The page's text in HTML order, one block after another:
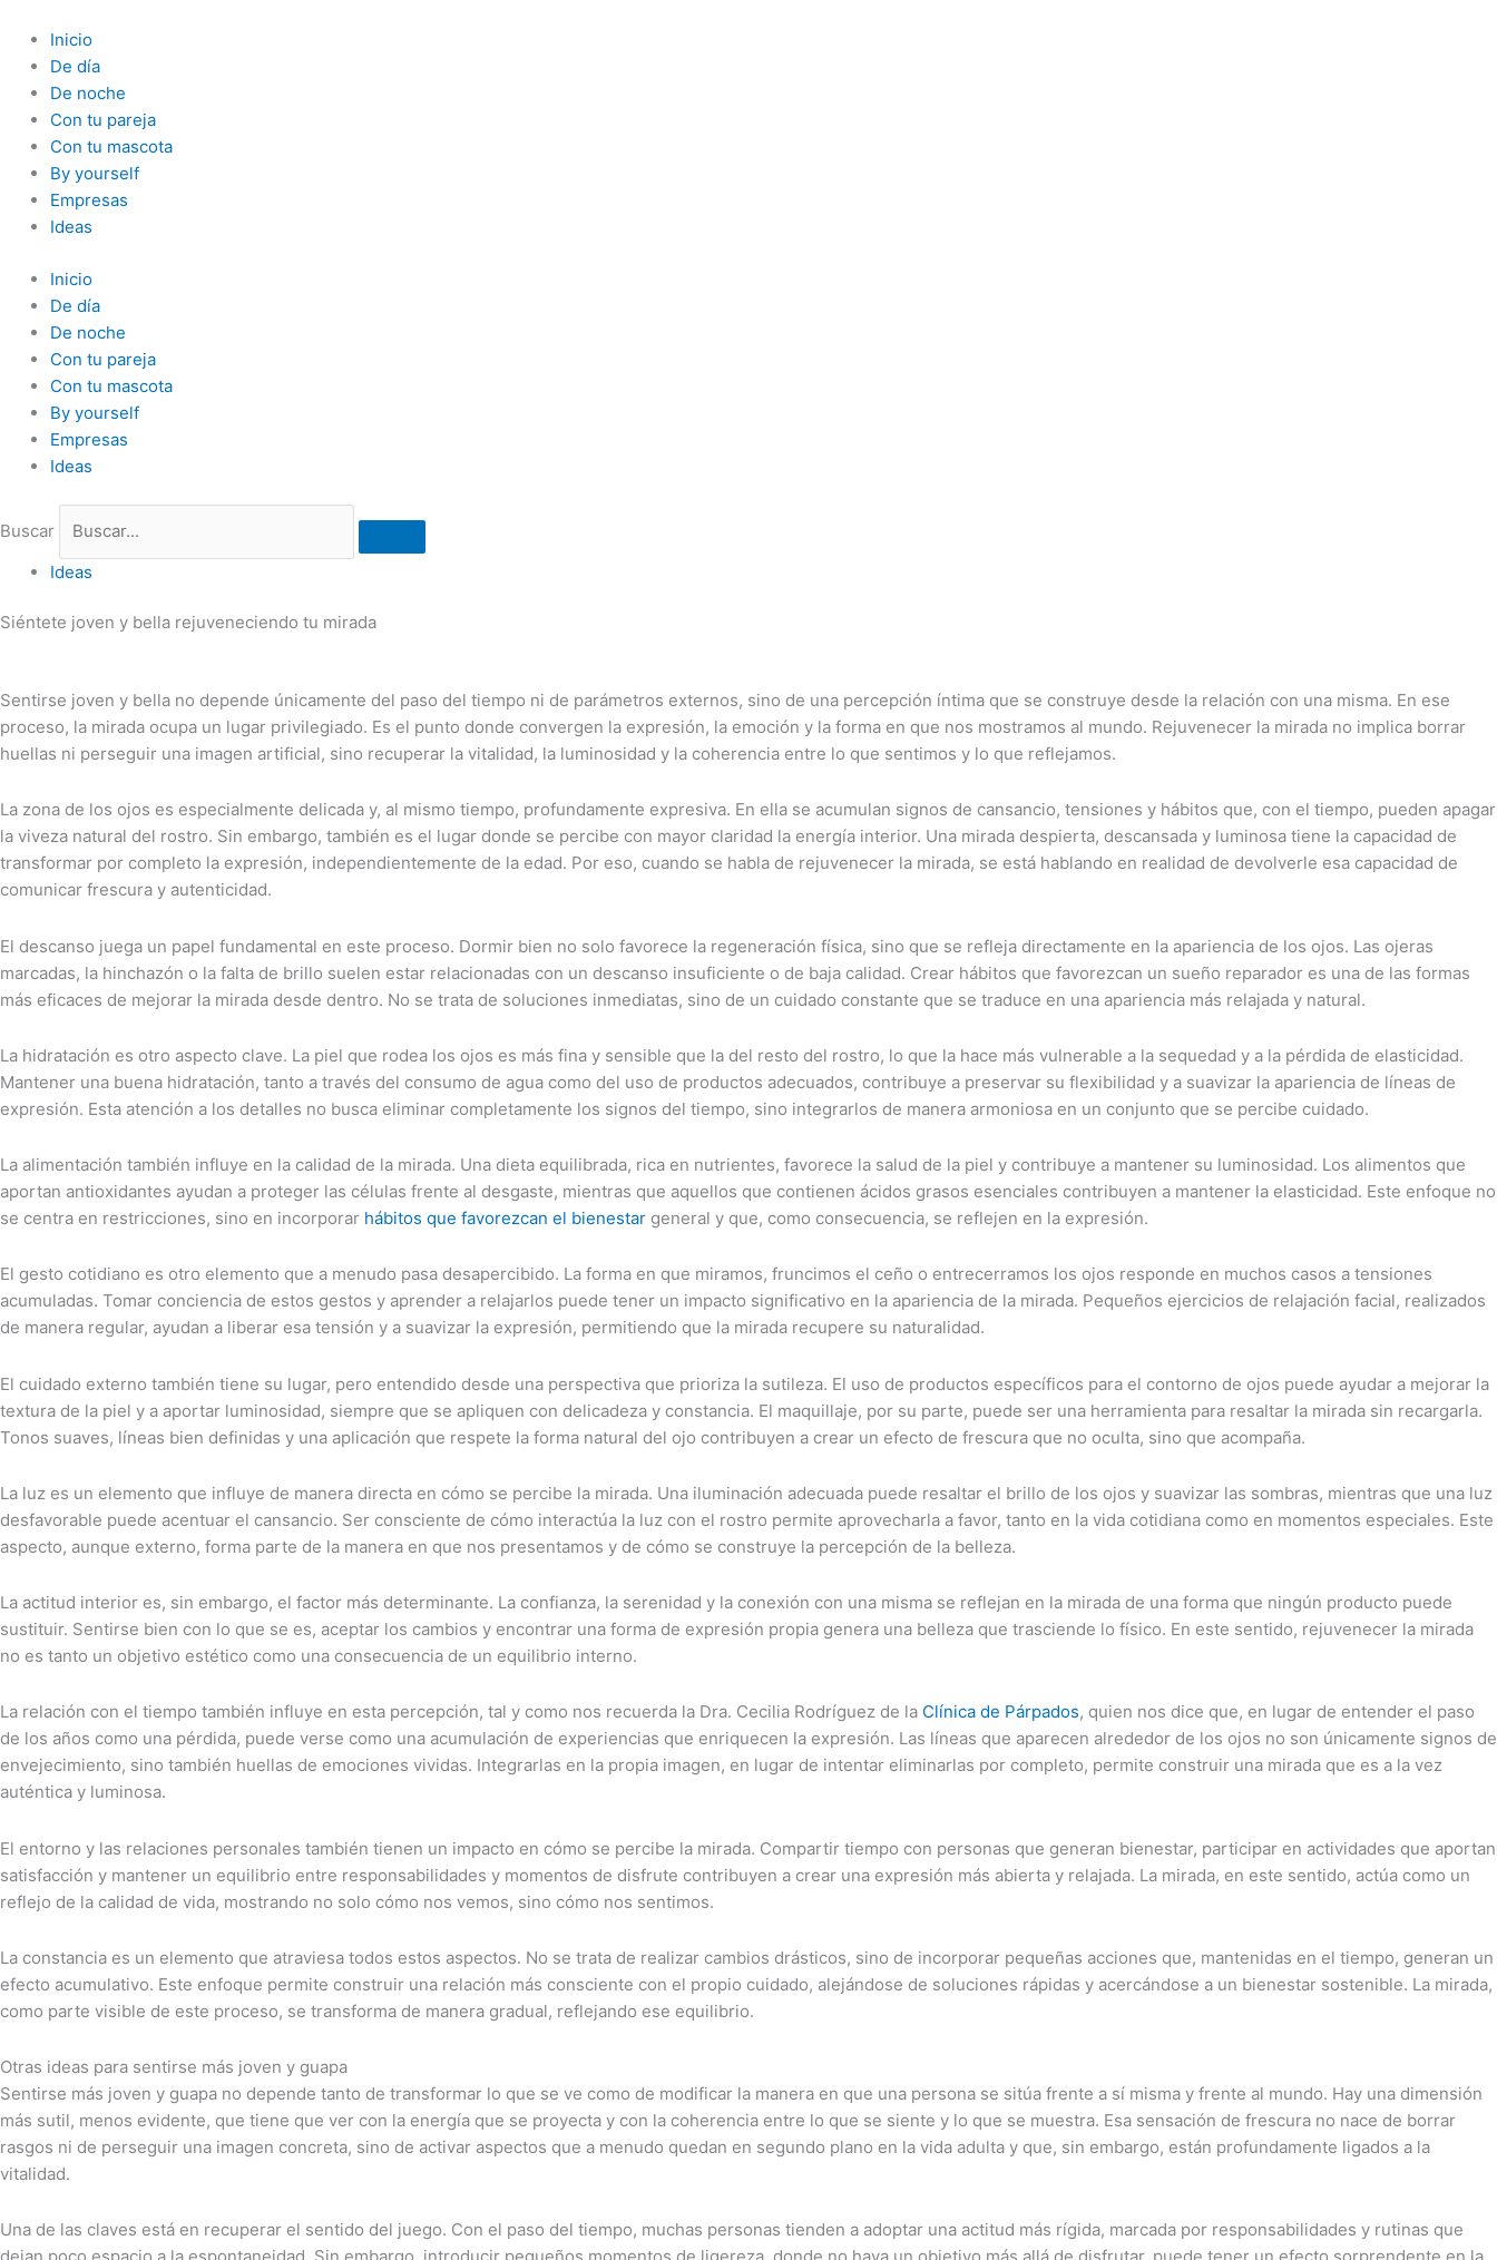
contenido
Inicio
De día
De noche
Con tu pareja
Con tu mascota
By yourself
Empresas
Ideas
Inicio
De día
De noche
Con tu pareja
Con tu mascota
By yourself
Empresas
Ideas
Buscar
Ideas
Siéntete joven y bella rejuveneciendo tu mirada
Sentirse joven y bella no depende únicamente del paso del tiempo ni de parámetros externos, sino de una percepción íntima que se construye desde la relación con una misma. En ese
proceso, la mirada ocupa un lugar privilegiado. Es el punto donde convergen la expresión, la emoción y la forma en que nos mostramos al mundo. Rejuvenecer la mirada no implica borrar
huellas ni perseguir una imagen artificial, sino recuperar la vitalidad, la luminosidad y la coherencia entre lo que sentimos y lo que reflejamos.
La zona de los ojos es especialmente delicada y, al mismo tiempo, profundamente expresiva. En ella se acumulan signos de cansancio, tensiones y hábitos que, con el tiempo, pueden apagar
la viveza natural del rostro. Sin embargo, también es el lugar donde se percibe con mayor claridad la energía interior. Una mirada despierta, descansada y luminosa tiene la capacidad de
transformar por completo la expresión, independientemente de la edad. Por eso, cuando se habla de rejuvenecer la mirada, se está hablando en realidad de devolverle esa capacidad de
comunicar frescura y autenticidad.
El descanso juega un papel fundamental en este proceso. Dormir bien no solo favorece la regeneración física, sino que se refleja directamente en la apariencia de los ojos. Las ojeras
marcadas, la hinchazón o la falta de brillo suelen estar relacionadas con un descanso insuficiente o de baja calidad. Crear hábitos que favorezcan un sueño reparador es una de las formas
más eficaces de mejorar la mirada desde dentro. No se trata de soluciones inmediatas, sino de un cuidado constante que se traduce en una apariencia más relajada y natural.
La hidratación es otro aspecto clave. La piel que rodea los ojos es más fina y sensible que la del resto del rostro, lo que la hace más vulnerable a la sequedad y a la pérdida de elasticidad.
Mantener una buena hidratación, tanto a través del consumo de agua como del uso de productos adecuados, contribuye a preservar su flexibilidad y a suavizar la apariencia de líneas de
expresión. Esta atención a los detalles no busca eliminar completamente los signos del tiempo, sino integrarlos de manera armoniosa en un conjunto que se percibe cuidado.
La alimentación también influye en la calidad de la mirada. Una dieta equilibrada, rica en nutrientes, favorece la salud de la piel y contribuye a mantener su luminosidad. Los alimentos que
aportan antioxidantes ayudan a proteger las células frente al desgaste, mientras que aquellos que contienen ácidos grasos esenciales contribuyen a mantener la elasticidad. Este enfoque no
se centra en restricciones, sino en incorporar hábitos que favorezcan el bienestar general y que, como consecuencia, se reflejen en la expresión.
El gesto cotidiano es otro elemento que a menudo pasa desapercibido. La forma en que miramos, fruncimos el ceño o entrecerramos los ojos responde en muchos casos a tensiones
acumuladas. Tomar conciencia de estos gestos y aprender a relajarlos puede tener un impacto significativo en la apariencia de la mirada. Pequeños ejercicios de relajación facial, realizados
de manera regular, ayudan a liberar esa tensión y a suavizar la expresión, permitiendo que la mirada recupere su naturalidad.
El cuidado externo también tiene su lugar, pero entendido desde una perspectiva que prioriza la sutileza. El uso de productos específicos para el contorno de ojos puede ayudar a mejorar la
textura de la piel y a aportar luminosidad, siempre que se apliquen con delicadeza y constancia. El maquillaje, por su parte, puede ser una herramienta para resaltar la mirada sin recargarla.
Tonos suaves, líneas bien definidas y una aplicación que respete la forma natural del ojo contribuyen a crear un efecto de frescura que no oculta, sino que acompaña.
La luz es un elemento que influye de manera directa en cómo se percibe la mirada. Una iluminación adecuada puede resaltar el brillo de los ojos y suavizar las sombras, mientras que una luz
desfavorable puede acentuar el cansancio. Ser consciente de cómo interactúa la luz con el rostro permite aprovecharla a favor, tanto en la vida cotidiana como en momentos especiales. Este
aspecto, aunque externo, forma parte de la manera en que nos presentamos y de cómo se construye la percepción de la belleza.
La actitud interior es, sin embargo, el factor más determinante. La confianza, la serenidad y la conexión con una misma se reflejan en la mirada de una forma que ningún producto puede
sustituir. Sentirse bien con lo que se es, aceptar los cambios y encontrar una forma de expresión propia genera una belleza que trasciende lo físico. En este sentido, rejuvenecer la mirada
no es tanto un objetivo estético como una consecuencia de un equilibrio interno.
La relación con el tiempo también influye en esta percepción, tal y como nos recuerda la Dra. Cecilia Rodríguez de la Clínica de Párpados, quien nos dice que, en lugar de entender el paso
de los años como una pérdida, puede verse como una acumulación de experiencias que enriquecen la expresión. Las líneas que aparecen alrededor de los ojos no son únicamente signos de
envejecimiento, sino también huellas de emociones vividas. Integrarlas en la propia imagen, en lugar de intentar eliminarlas por completo, permite construir una mirada que es a la vez
auténtica y luminosa.
El entorno y las relaciones personales también tienen un impacto en cómo se percibe la mirada. Compartir tiempo con personas que generan bienestar, participar en actividades que aportan
satisfacción y mantener un equilibrio entre responsabilidades y momentos de disfrute contribuyen a crear una expresión más abierta y relajada. La mirada, en este sentido, actúa como un
reflejo de la calidad de vida, mostrando no solo cómo nos vemos, sino cómo nos sentimos.
La constancia es un elemento que atraviesa todos estos aspectos. No se trata de realizar cambios drásticos, sino de incorporar pequeñas acciones que, mantenidas en el tiempo, generan un
efecto acumulativo. Este enfoque permite construir una relación más consciente con el propio cuidado, alejándose de soluciones rápidas y acercándose a un bienestar sostenible. La mirada,
como parte visible de este proceso, se transforma de manera gradual, reflejando ese equilibrio.
Otras ideas para sentirse más joven y guapa
Sentirse más joven y guapa no depende tanto de transformar lo que se ve como de modificar la manera en que una persona se sitúa frente a sí misma y frente al mundo. Hay una dimensión
más sutil, menos evidente, que tiene que ver con la energía que se proyecta y con la coherencia entre lo que se siente y lo que se muestra. Esa sensación de frescura no nace de borrar
rasgos ni de perseguir una imagen concreta, sino de activar aspectos que a menudo quedan en segundo plano en la vida adulta y que, sin embargo, están profundamente ligados a la
vitalidad.
Una de las claves está en recuperar el sentido del juego. Con el paso del tiempo, muchas personas tienden a adoptar una actitud más rígida, marcada por responsabilidades y rutinas que